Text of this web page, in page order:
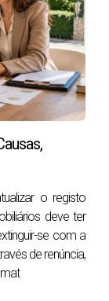
residentes
se,
Este
legal
na
indivíduo
de saúde
ou sem
o registo
deve ter
se com a
de renúncia,